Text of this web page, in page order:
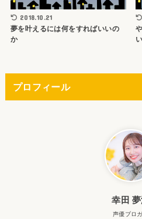
2018.10.21
夢を叶えるには何をすればいいの
か
プロフィール
幸田
声優ブロ